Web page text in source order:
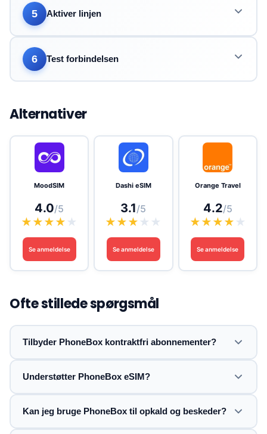
5 Aktiver linjen
6 Test forbindelsen
Alternativer
MoodSIM
4.0/5
★★★★ ★
Se anmeldelse
Dashi eSIM
3.1/5
★★★ ★ ★
Se anmeldelse
Orange Travel
4.2/5
★★★★ ★
Se anmeldelse
Ofte stillede spørgsmål
Tilbyder PhoneBox kontraktfri abonnementer?
Understøtter PhoneBox eSIM?
Kan jeg bruge PhoneBox til opkald og beskeder?